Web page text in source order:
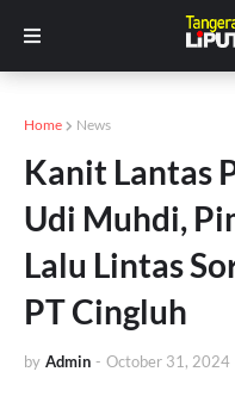
Home News
Kanit Lantas
Udi Muhdi,
Lalu Lintas
PT Cingluh
by Admin - October 31, 2024